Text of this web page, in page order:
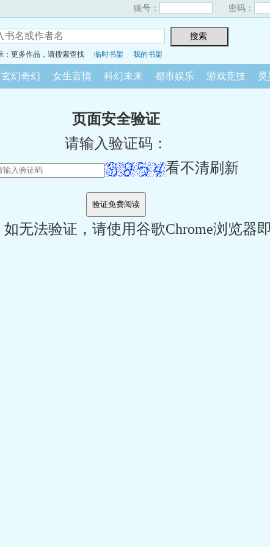
账号： 密码：
：更多作品，请搜索查找 临时书架 我的书架
玄幻奇幻 女生言情 科幻未来 都市娱乐 游戏竞技
页面安全验证
请输入验证码：
看不清刷新
无法验证，请使用谷歌Chrome浏览器即